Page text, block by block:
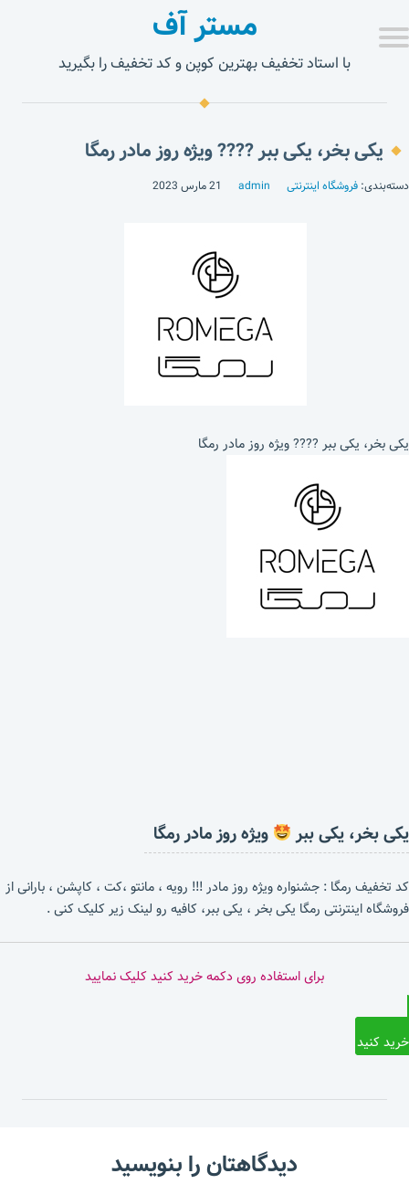
مستر آف
با استاد تخفیف بهترین کوپن و کد تخفیف را بگیرید
یکی بخر، یکی ببر ???? ویژه روز مادر رمگا
دسته‌بندی: فروشگاه اینترنتی admin 21 مارس 2023
یکی بخر، یکی ببر ???? ویژه روز مادر رمگا
یکی بخر، یکی ببر ویژه روز مادر رمگا
کد تخفیف رمگا : جشنواره ویژه روز مادر !!! رویه ، مانتو ،کت ، کاپشن ، بارانی از
فروشگاه اینترنتی رمگا یکی بخر ، یکی ببر، کافیه رو لینک زیر کلیک کنی .
برای استفاده روی دکمه خرید کنید کلیک نمایید
خرید کنید
دیدگاهتان را بنویسید